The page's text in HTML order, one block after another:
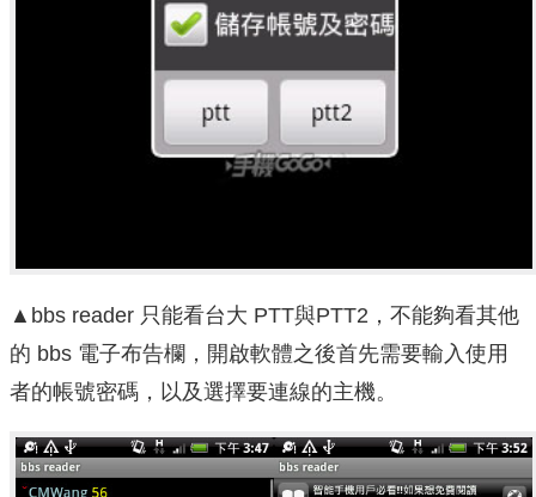
▲bbs reader 只能看台大 PTT與PTT2，不能夠看其他
的 bbs 電子布告欄，開啟軟體之後首先需要輸入使用
者的帳號密碼，以及選擇要連線的主機。